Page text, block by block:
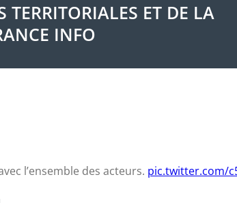
TERRITORIALES ET DE LA
INFO
l’ensemble des acteurs. pic.twitter.com/